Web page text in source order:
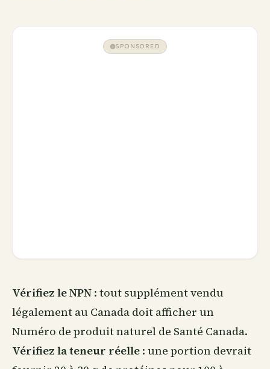
SPONSORED
Vérifiez le NPN : tout supplément vendu
légalement au Canada doit afficher un
Numéro de produit naturel de Santé Canada.
Vérifiez la teneur réelle : une portion devrait